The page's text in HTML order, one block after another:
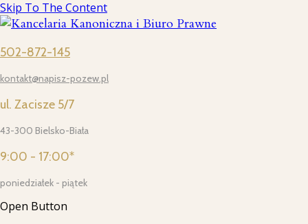
Skip To The Content
502-872-145
kontakt@napisz-pozew.pl
ul. Zacisze 5/7
43-300 Bielsko-Biała
9:00 - 17:00*
poniedziałek - piątek
Open Button